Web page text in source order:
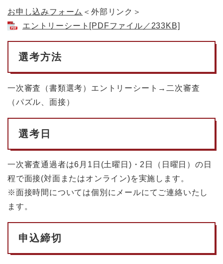
お申し込みフォーム ＜外部リンク＞
エントリーシート[PDFファイル／233KB]
選考方法
一次審査（書類選考）エントリーシート→二次審査
（パズル、面接）
選考日
一次審査通過者は6月1日(土曜日)・2日（日曜日）の日
程で面接(対面またはオンライン)を実施します。
※面接時間については個別にメールにてご連絡いたし
ます。
申込締切